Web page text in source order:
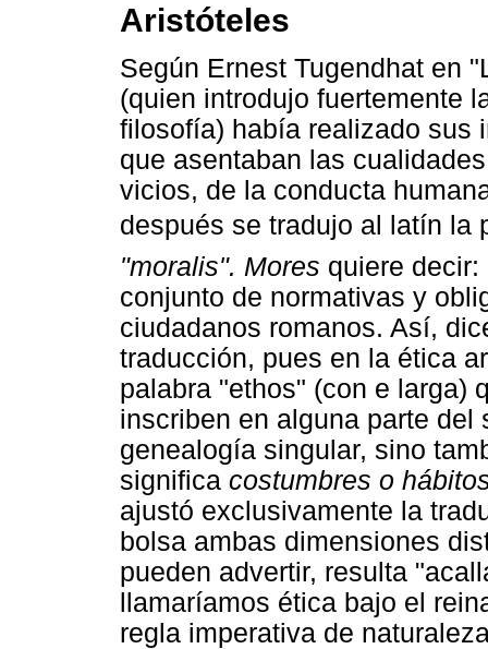
Aristóteles
Según Ernest Tugendhat en
(quien introdujo fuertemente
filosofía) había realizado sus
que asentaban las
vicios, de la conducta
después se tradujo al latín la
"moralis". Mores quiere
conjunto de normativas y
ciudadanos romanos. Así,
traducción, pues en la ética
palabra "ethos" (con e larga)
inscriben en alguna parte
genealogía singular, sino
significa costumbres o
ajustó exclusivamente la
bolsa ambas dimensiones
pueden advertir, resulta
llamaríamos ética bajo el
regla imperativa de